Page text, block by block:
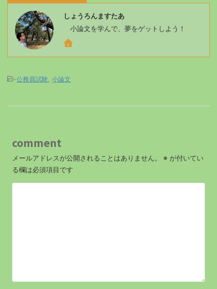
しょうろんますたあ
小論文を学んで、夢をゲットしよう！
-公務員試験 小論文
comment
メールアドレスが公開されることはありません。 ※ が付いてい
る欄は必須項目です